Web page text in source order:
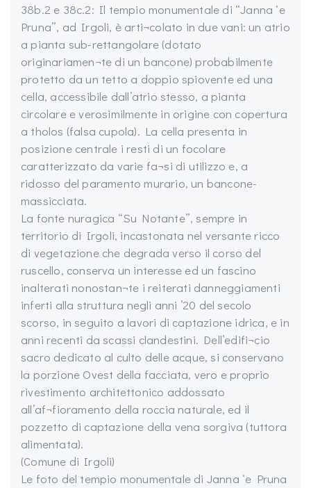
38b.2 e 38c.2: Il tempio monumentale di “Janna ‘e
Pruna”, ad Irgoli, è arti¬colato in due vani: un atrio
a pianta sub-rettangolare (dotato
originariamen¬te di un bancone) probabilmente
protetto da un tetto a doppio spiovente ed una
cella, accessibile dall’atrio stesso, a pianta
circolare e verosimilmente in origine con copertura
a tholos (falsa cupola). La cella presenta in
posizione centrale i resti di un focolare
caratterizzato da varie fa¬si di utilizzo e, a
ridosso del paramento murario, un bancone-
massicciata.
La fonte nuragica “Su Notante”, sempre in
territorio di Irgoli, incastonata nel versante ricco
di vegetazione che degrada verso il corso del
ruscello, conserva un interesse ed un fascino
inalterati nonostan¬te i reiterati danneggiamenti
inferti alla struttura negli anni ’20 del secolo
scorso, in seguito a lavori di captazione idrica, e in
anni recenti da scassi clandestini. Dell’edifi¬cio
sacro dedicato al culto delle acque, si conservano
la porzione Ovest della facciata, vero e proprio
rivestimento architettonico addossato
all’af¬fioramento della roccia naturale, ed il
pozzetto di captazione della vena sorgiva (tuttora
alimentata).
(Comune di Irgoli)
Le foto del tempio monumentale di Janna ‘e Pruna